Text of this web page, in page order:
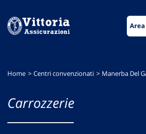
menu
contenuto
footer
Home Centri convenzionati Manerba Del
Carrozzerie